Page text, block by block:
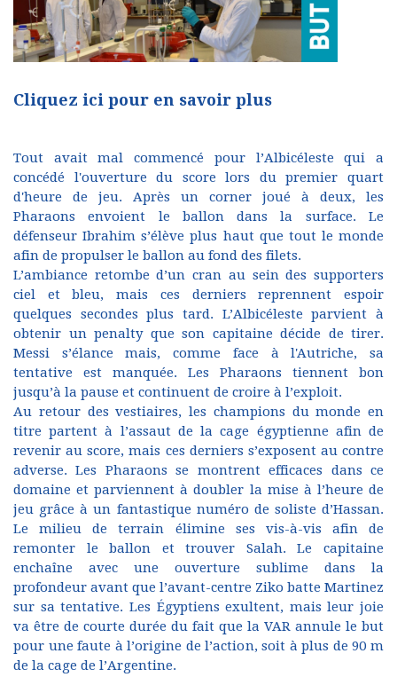
Cliquez ici pour en savoir plus
Tout avait mal commencé pour l’Albicéleste qui a
concédé l'ouverture du score lors du premier quart
d'heure de jeu. Après un corner joué à deux, les
Pharaons envoient le ballon dans la surface. Le
défenseur Ibrahim s’élève plus haut que tout le monde
afin de propulser le ballon au fond des filets.
L’ambiance retombe d’un cran au sein des supporters
ciel et bleu, mais ces derniers reprennent espoir
quelques secondes plus tard. L’Albicéleste parvient à
obtenir un penalty que son capitaine décide de tirer.
Messi s’élance mais, comme face à l'Autriche, sa
tentative est manquée. Les Pharaons tiennent bon
jusqu’à la pause et continuent de croire à l’exploit.
Au retour des vestiaires, les champions du monde en
titre partent à l’assaut de la cage égyptienne afin de
revenir au score, mais ces derniers s’exposent au contre
adverse. Les Pharaons se montrent efficaces dans ce
domaine et parviennent à doubler la mise à l’heure de
jeu grâce à un fantastique numéro de soliste d’Hassan.
Le milieu de terrain élimine ses vis-à-vis afin de
remonter le ballon et trouver Salah. Le capitaine
enchaîne avec une ouverture sublime dans la
profondeur avant que l’avant-centre Ziko batte Martinez
sur sa tentative. Les Égyptiens exultent, mais leur joie
va être de courte durée du fait que la VAR annule le but
pour une faute à l’origine de l’action, soit à plus de 90 m
de la cage de l’Argentine.